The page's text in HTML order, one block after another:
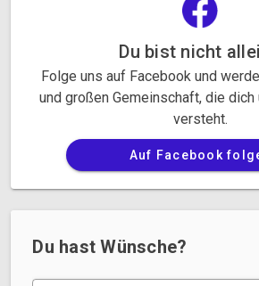
Du bist nicht
Folge uns auf Facebook und
und großen Gemeinschaft, die dich
versteht.
Auf Facebook
Du hast Wünsche?